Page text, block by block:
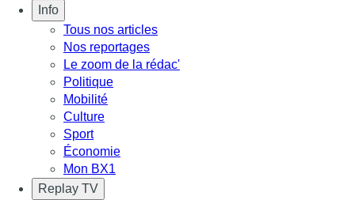
Info
Tous nos articles
Nos reportages
Le zoom de la rédac'
Politique
Mobilité
Culture
Sport
Économie
Mon BX1
Replay TV